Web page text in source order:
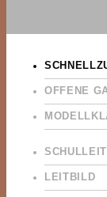
OFFENE
LEITBILD